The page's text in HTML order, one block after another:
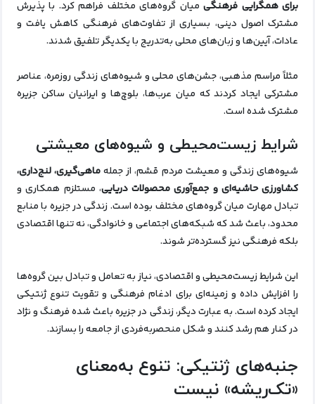
برای همگرایی فرهنگیمیان گروه‌های مختلف فراهم کرد. با پذیرش
مشترک اصول دینی، بسیاری از تفاوت‌های فرهنگی کاهش یافت و
عادات، آیین‌ها و زبان‌های محلی به‌تدریج با یکدیگر تلفیق شدند.
مثلاً مراسم مذهبی، جشن‌های محلی و شیوه‌های زندگی روزمره، عناصر
مشترکی ایجاد کردند که میان عرب‌ها، بلوچ‌ها و ایرانیان ساکن جزیره
مشترک شده است.
شرایط زیست‌محیطی و شیوه‌های معیشتی
شیوه‌های زندگی و معیشت مردم قشم، از جملهماهی‌گیری، لنج‌داری،
کشاورزی حاشیه‌ای و جمع‌آوری محصولات دریایی، مستلزم همکاری و
تبادل مهارت میان گروه‌های مختلف بوده است. زندگی در جزیره با منابع
محدود، باعث شد که شبکه‌های اجتماعی و خانوادگی، نه تنها اقتصادی
بلکه فرهنگی نیز گسترده‌تر شوند.
این شرایط زیست‌محیطی و اقتصادی، نیاز به تعامل و تبادل بین گروه‌ها
را افزایش داده و زمینه‌ای برای ادغام فرهنگی و تقویت تنوع ژنتیکی
ایجاد کرده است. به عبارت دیگر، زندگی در جزیره باعث شده فرهنگ و نژاد
در کنار هم رشد کنند و شکل منحصربه‌فردی از جامعه را بسازند.
جنبه‌های ژنتیکی: تنوع به‌معنای
«تک‌ریشه» نیست